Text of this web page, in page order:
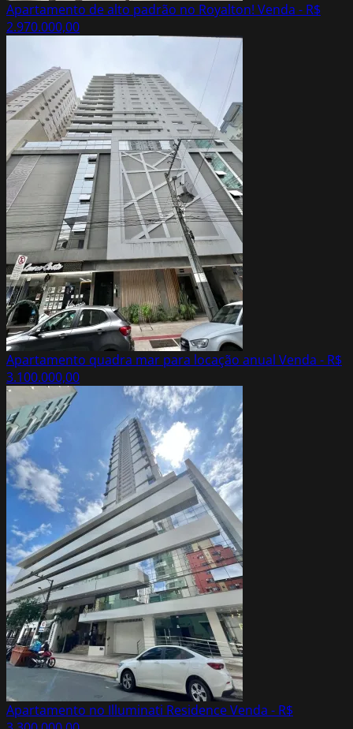
Apartamento de alto padrão no Royalton! Venda - R$
2.970.000,00
Apartamento quadra mar para locação anual Venda - R$
3.100.000,00
Apartamento no Illuminati ResidenceVenda - R$